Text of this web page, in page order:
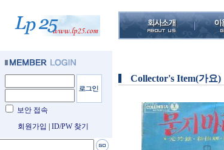
보안 접속
회원가입
ID/PW 찾기
Collector's Item(가요)